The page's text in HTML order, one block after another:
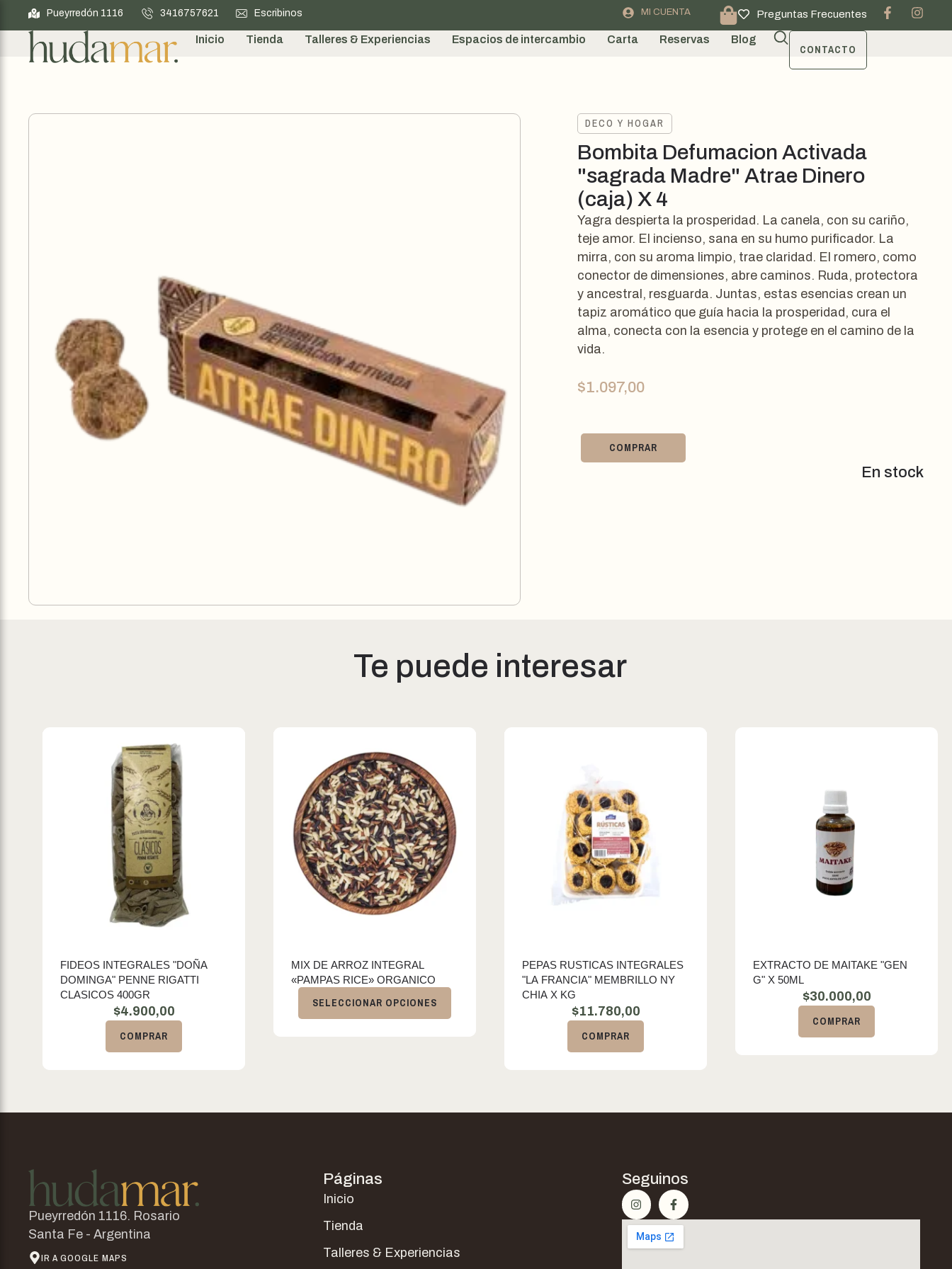
Pueyrredón 1116 3416757621 Escribinos MI CUENTA Preguntas Frecuentes
Inicio Tienda Talleres & Experiencias Espacios de intercambio Carta Reservas Blog
CONTACTO
DECO Y HOGAR
Bombita Defumacion Activada
"sagrada Madre" Atrae Dinero
(caja) X 4
Yagra despierta la prosperidad. La canela, con su cariño,
teje amor. El incienso, sana en su humo purificador. La
mirra, con su aroma limpio, trae claridad. El romero, como
conector de dimensiones, abre caminos. Ruda, protectora
y ancestral, resguarda. Juntas, estas esencias crean un
tapiz aromático que guía hacia la prosperidad, cura el
alma, conecta con la esencia y protege en el camino de la
vida.
$1.097,00
COMPRAR
En stock
Te puede interesar
FIDEOS INTEGRALES "DOÑA
DOMINGA" PENNE RIGATTI
CLASICOS 400GR
$4.900,00
COMPRAR
MIX DE ARROZ INTEGRAL
«PAMPAS RICE» ORGANICO
SELECCIONAR OPCIONES
PEPAS RUSTICAS INTEGRALES
"LA FRANCIA" MEMBRILLO NY
CHIA X KG
$11.780,00
COMPRAR
EXTRACTO DE MAITAKE "GEN
G" X 50ML
$30.000,00
COMPRAR
Pueyrredón 1116. Rosario
Santa Fe - Argentina
IR A GOOGLE MAPS
Páginas
Inicio
Tienda
Talleres & Experiencias
Seguinos